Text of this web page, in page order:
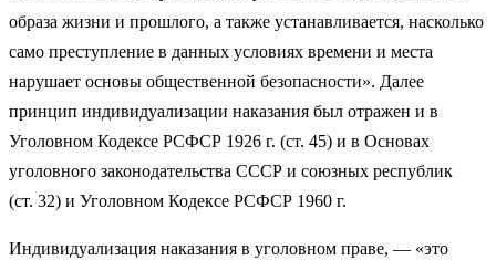
образа жизни и прошлого, а также устанавливается, насколько
само преступление в данных условиях времени и места
нарушает основы общественной безопасности». Далее
принцип индивидуализации наказания был отражен и в
Уголовном Кодексе РСФСР 1926 г. (ст. 45) и в Основах
уголовного законодательства СССР и союзных республик
(ст. 32) и Уголовном Кодексе РСФСР 1960 г.
Индивидуализация наказания в уголовном праве, — «это